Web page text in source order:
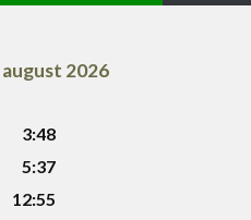
2026
3:48
5:37
12:55